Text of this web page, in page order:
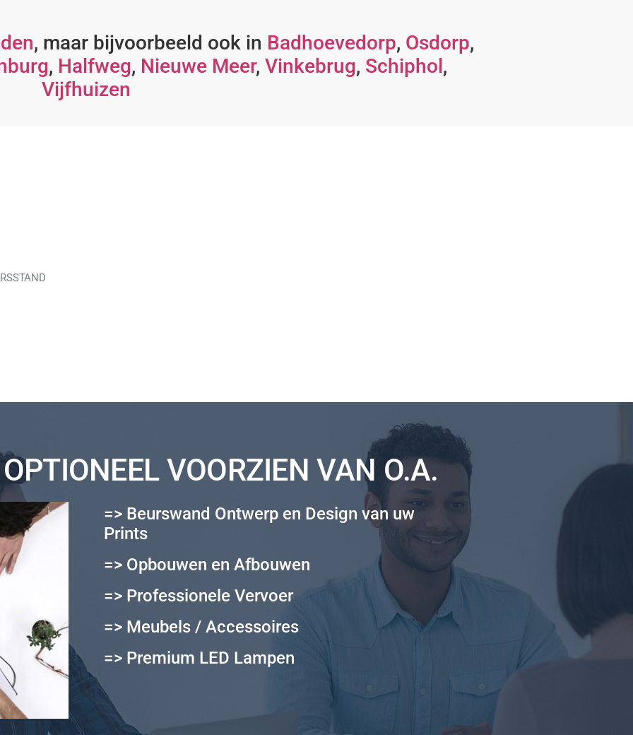
, maar bijvoorbeeld ook in Badhoevedorp, Osdorp,
, Halfweg, Nieuwe Meer, Vinkebrug, Schiphol,
Vijfhuizen
VOORZIEN VAN O.A.
=> Beurswand Ontwerp en Design van uw
Prints
=> Opbouwen en Afbouwen
=> Professionele Vervoer
=> Meubels / Accessoires
=> Premium LED Lampen